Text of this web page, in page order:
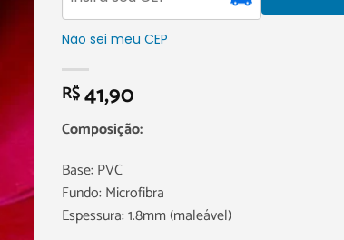
Não sei meu CEP
R$41,90
Composição:
Base: PVC
Fundo: Microfibra
Espessura: 1.8mm (maleável)